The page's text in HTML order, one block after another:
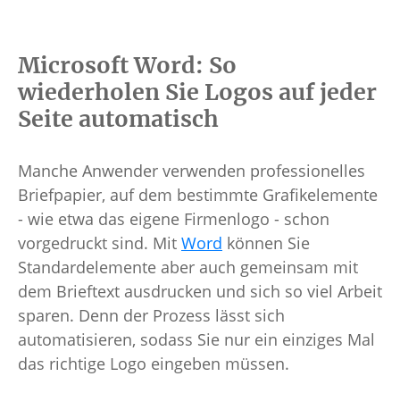
Microsoft Word: So
wiederholen Sie Logos auf jeder
Seite automatisch
Manche Anwender verwenden professionelles
Briefpapier, auf dem bestimmte Grafikelemente
- wie etwa das eigene Firmenlogo - schon
vorgedruckt sind. Mit Word können Sie
Standardelemente aber auch gemeinsam mit
dem Brieftext ausdrucken und sich so viel Arbeit
sparen. Denn der Prozess lässt sich
automatisieren, sodass Sie nur ein einziges Mal
das richtige Logo eingeben müssen.